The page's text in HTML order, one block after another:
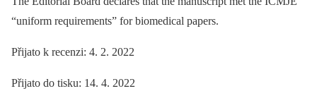
“uniform requirements” for biomedical papers.
Přijato k recenzi: 4. 2. 2022
Přijato do tisku: 14. 4. 2022